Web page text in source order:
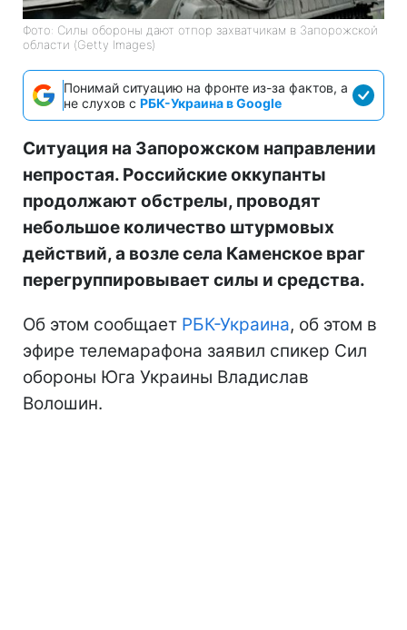
Фото: Силы обороны дают отпор захватчикам в Запорожской
области (Getty Images)
Понимай ситуацию на фронте из-за фактов, а
не слухов с РБК-Украина в Google
Ситуация на Запорожском направлении
непростая. Российские оккупанты
продолжают обстрелы, проводят
небольшое количество штурмовых
действий, а возле села Каменское враг
перегруппировывает силы и средства.
Об этом сообщает РБК-Украина, об этом в
эфире телемарафона заявил спикер Сил
обороны Юга Украины Владислав
Волошин.